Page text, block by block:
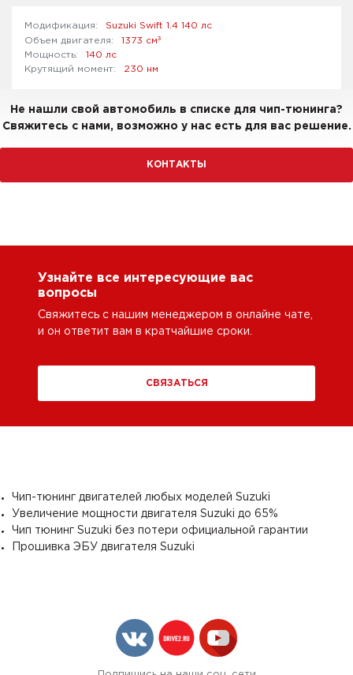
Suzuki Swift 1.4 140 лс
1373 см³
140 лс
230 нм
Не нашли свой автомобиль в списке для чип-тюнинга?
Свяжитесь с нами, возможно у нас есть для вас решение.
КОНТАКТЫ
Узнайте все интересующие вас
вопросы
Свяжитесь с нашим менеджером в онлайне чате,
и он ответит вам в кратчайшие сроки.
СВЯЗАТЬСЯ
Чип-тюнинг двигателей любых моделей Suzuki
Увеличение мощности двигателя Suzuki до 65%
Чип тюнинг Suzuki без потери официальной гарантии
Прошивка ЭБУ двигателя Suzuki